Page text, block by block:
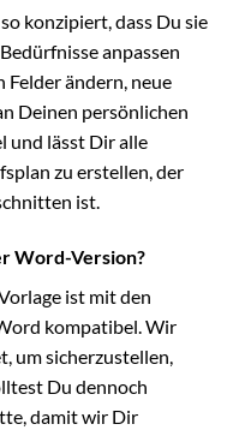
konzipiert, dass Du sie
anpassen
Felder ändern, neue
Deinen persönlichen
und lässt Dir alle
zu erstellen, der
ist.
Word-Version?
ist mit den
kompatibel. Wir
um sicherzustellen,
Du dennoch
damit wir Dir